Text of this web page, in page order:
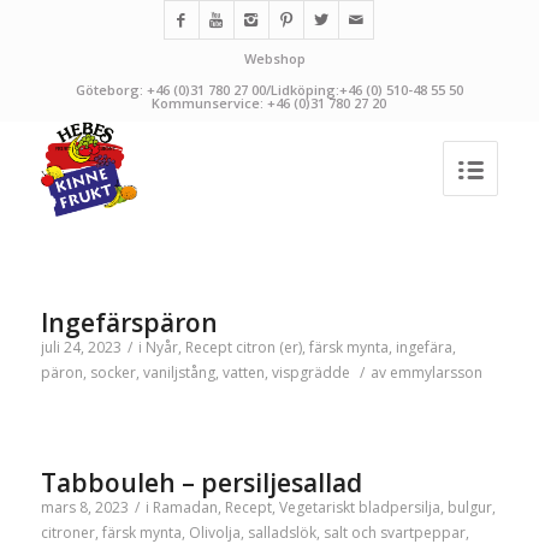
Webshop
Göteborg: +46 (0)31 780 27 00/Lidköping:+46 (0) 510-48 55 50
Kommunservice: +46 (0)31 780 27 20
Ingefärspäron
juli 24, 2023 / i Nyår, Recept citron (er), färsk mynta, ingefära,
päron, socker, vaniljstång, vatten, vispgrädde / av emmylarsson
Tabbouleh – persiljesallad
mars 8, 2023 / i Ramadan, Recept, Vegetariskt bladpersilja, bulgur,
citroner, färsk mynta, Olivolja, salladslök, salt och svartpeppar,